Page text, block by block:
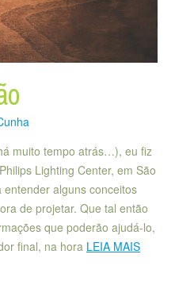
muito tempo atrás…), eu fiz
Lighting Center, em São
alguns conceitos
de projetar. Que tal então
que poderão ajudá-lo,
final, na hora LEIA MAIS